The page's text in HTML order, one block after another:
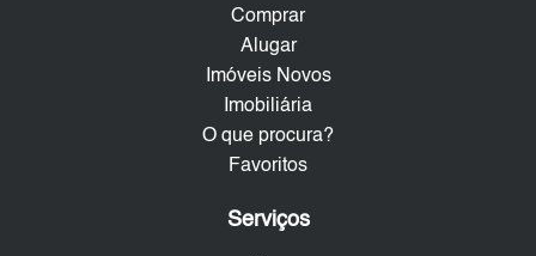
Comprar
Alugar
Imóveis Novos
Imobiliária
O que procura?
Favoritos
Serviços